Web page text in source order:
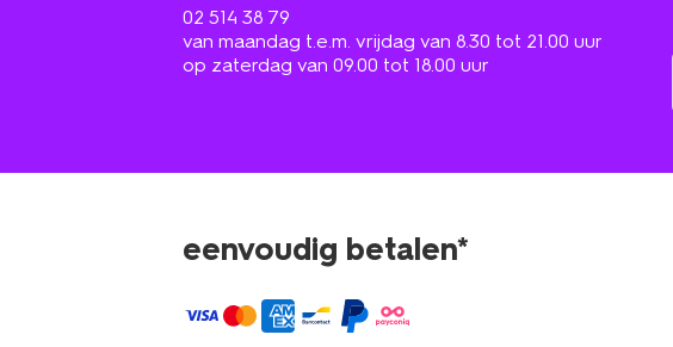
02 514 38 79
van maandag t.e.m. vrijdag van 8.30 tot 21.00 uur
op zaterdag van 09.00 tot 18.00 uur
eenvoudig betalen*